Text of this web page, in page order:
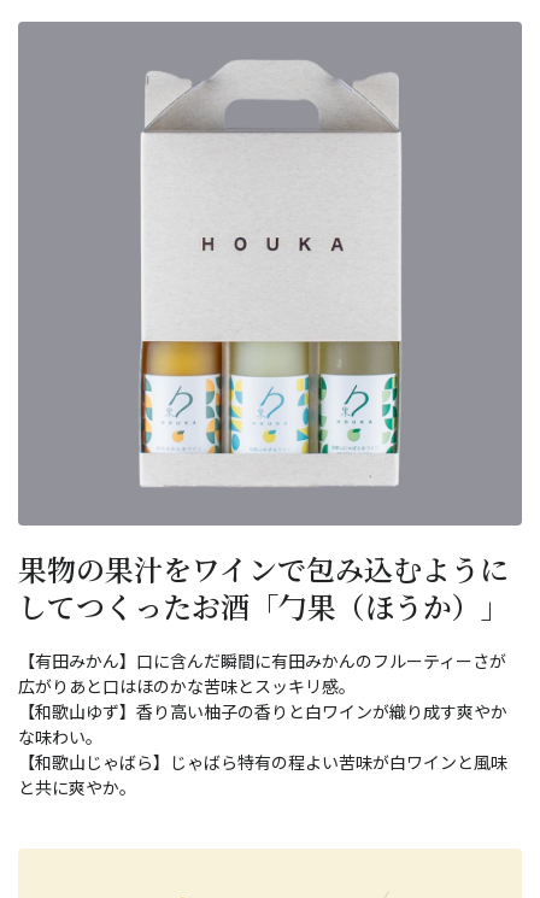
果物の果汁をワインで包み込むように
してつくったお酒「勹果（ほうか）」
【有田みかん】口に含んだ瞬間に有田みかんのフルーティーさが
広がりあと口はほのかな苦味とスッキリ感。
【和歌山ゆず】香り高い柚子の香りと白ワインが織り成す爽やか
な味わい。
【和歌山じゃばら】じゃばら特有の程よい苦味が白ワインと風味
と共に爽やか。